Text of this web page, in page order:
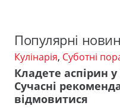
Популярні
Кулінарія, Суботні
Кладете аспірин
Сучасні
відмовитися